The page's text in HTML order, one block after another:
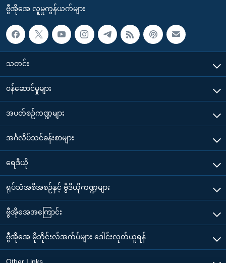
ဗွီအိုအေ လူမှုကွန်ယက်များ
သတင်း
၀န်ဆောင်မှုများ
အပတ်စဉ်ကဏ္ဍများ
အင်္ဂလိပ်သင်ခန်းစာများ
ရေဒီယို
ရုပ်သံအစီအစဉ်နှင့် ဗွီဒီယိုကဏ္ဍများ
ဗွီအိုအေအကြောင်း
ဗွီအိုအေ မိုဘိုင်းလ်အက်ပ်များ ဒေါင်းလုတ်ယူရန်